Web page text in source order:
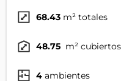
68.43 m² totales
48.75 m² cubiertos
4 ambientes